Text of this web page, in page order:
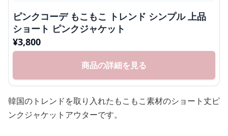
ピンクコーデ もこもこ トレンド シンプル 上品
ショート ピンクジャケット
¥3,800
商品の詳細を見る
韓国のトレンドを取り入れたもこもこ素材のショート丈ピ
ンクジャケットアウターです。